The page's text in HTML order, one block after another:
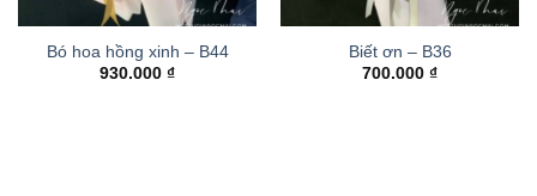
Bó hoa hồng xinh – B44
930.000 ₫
Biết ơn – B36
700.000 ₫